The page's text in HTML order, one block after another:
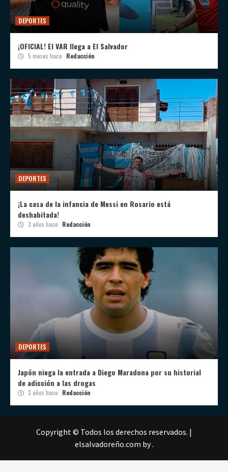
DEPORTES
¡OFICIAL! El VAR llega a El Salvador
5 meses hace Redacción
DEPORTES
¡La casa de la infancia de Messi en Rosario está
deshabitada!
3 años hace Redacción
DEPORTES
Japón niega la entrada a Diego Maradona por su historial
de adicción a las drogas
3 años hace Redacción
Copyright © Todos los derechos reservados. |
elsalvadoreño.com by .